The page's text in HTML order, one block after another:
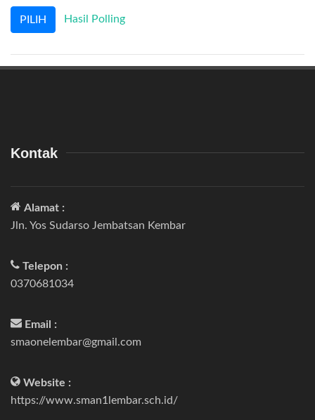
Hasil Polling
Kontak
Alamat :
Jln. Yos Sudarso Jembatsan Kembar
Telepon :
0370681034
Email :
smaonelembar@gmail.com
Website :
https://www.sman1lembar.sch.id/